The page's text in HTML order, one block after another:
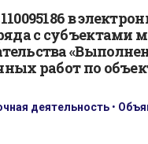
в
с субъектами
работ по
деятельность •